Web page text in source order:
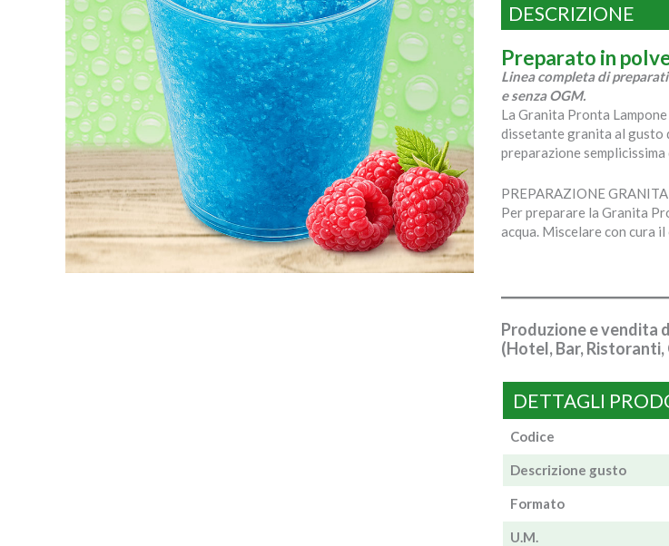
DESCRIZIONE
Preparato in
Linea completa di
e senza OGM.
La Granita Pronta Lampone
dissetante granita al gusto
preparazione
PREPARAZIONE
Per preparare la Granita
acqua. Miscelare con cura
Produzione e vendita
(Hotel, Bar,
DETTAGLI
Codice
Descrizione gusto
Formato
U.M.